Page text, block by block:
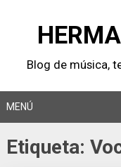
contenido
Blog de música,
MENÚ
Etiqueta: